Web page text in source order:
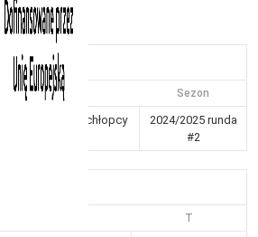
Liga Sezon
Kraków 7-8 chłopcy
2024/2025 runda
#2
T